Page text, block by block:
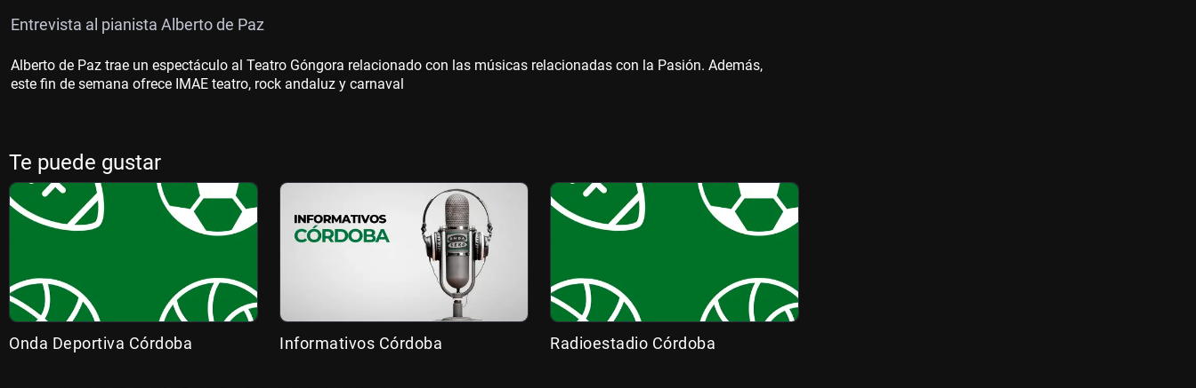
Entrevista al pianista Alberto de Paz
Alberto de Paz trae un espectáculo al Teatro Góngora relacionado con las músicas relacionadas con la Pasión. Además,
este fin de semana ofrece IMAE teatro, rock andaluz y carnaval
Te puede gustar
Onda Deportiva Córdoba Informativos Córdoba Radioestadio Córdoba